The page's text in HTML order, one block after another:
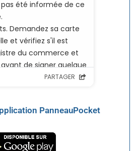
PanneauPocket